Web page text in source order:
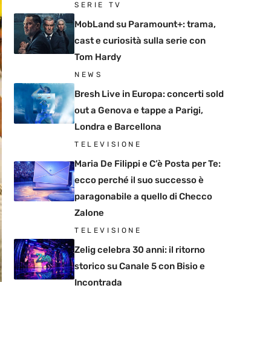
SERIE TV
MobLand su Paramount+: trama,
cast e curiosità sulla serie con
Tom Hardy
NEWS
Bresh Live in Europa: concerti sold
out a Genova e tappe a Parigi,
Londra e Barcellona
TELEVISIONE
Maria De Filippi e C’è Posta per Te:
ecco perché il suo successo è
paragonabile a quello di Checco
Zalone
TELEVISIONE
Zelig celebra 30 anni: il ritorno
storico su Canale 5 con Bisio e
Incontrada